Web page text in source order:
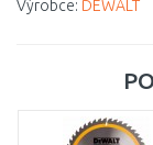
Výrobce: DEWALT